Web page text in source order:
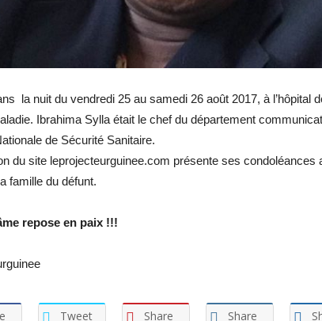
la nuit du vendredi 25 au samedi 26 août 2017, à l’hôpital
Ibrahima Sylla était le chef du département
de Sécurité Sanitaire.
du site leprojecteurguinee.com présente ses condoléances
famille du défunt.
repose en paix !!!
Tweet Share Share